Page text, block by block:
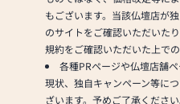
ぐ新しいカタチを提案しま
す。
≪はせがわ店舗サービスの
ご案内≫
●仏壇・仏具・お墓・相
もございます。当該仏壇店が
のサイトをご確認いただいた
規約をご確認いただいた上で
各種PRページや仏壇店舗
現状、独自キャンペーン等に
ざいます。予めご了承ください